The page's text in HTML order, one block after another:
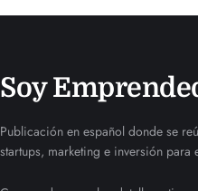
Soy
Publicación en español donde se
startups, marketing e inversión para